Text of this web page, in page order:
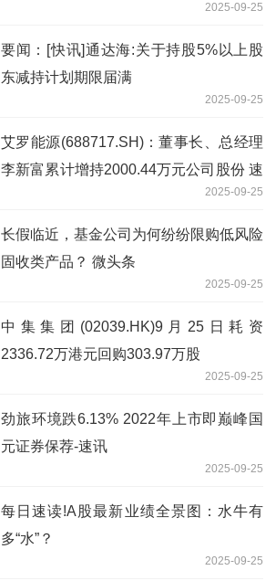
2025-09-25
要闻：[快讯]通达海:关于持股5%以上股
东减持计划期限届满
2025-09-25
艾罗能源(688717.SH)：董事长、总经理
李新富累计增持2000.44万元公司股份 速
2025-09-25
长假临近，基金公司为何纷纷限购低风险
固收类产品？ 微头条
2025-09-25
中集集团(02039.HK)9月25日耗资
2336.72万港元回购303.97万股
2025-09-25
劲旅环境跌6.13% 2022年上市即巅峰国
元证券保荐-速讯
2025-09-25
每日速读!A股最新业绩全景图：水牛有
多“水”？
2025-09-25